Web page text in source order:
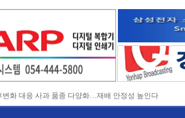
변화 대응 사과 품종 다양화…재배 안정성 높인다
트남 밸리 특구’ 최종 지정…3,476억 투입